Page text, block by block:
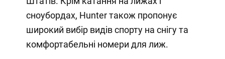
сноубордах, Hunter також пропонує
широкий вибір видів спорту на снігу та
комфортабельні номери для лиж.